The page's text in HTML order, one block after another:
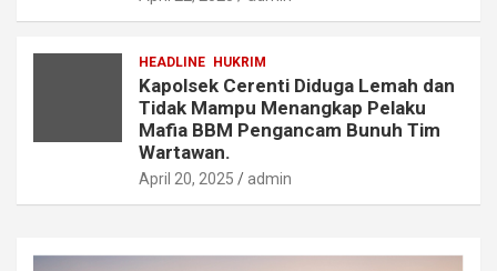
HEADLINE HUKRIM
Kapolsek Cerenti Diduga Lemah dan
Tidak Mampu Menangkap Pelaku
Mafia BBM Pengancam Bunuh Tim
Wartawan.
April 20, 2025 admin